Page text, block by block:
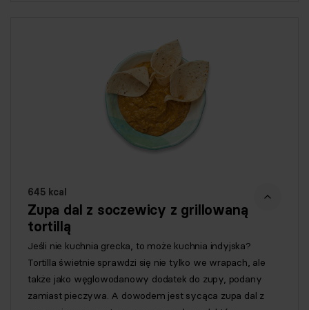
645 kcal
Zupa dal z soczewicy z grillowaną
tortillą
Jeśli nie kuchnia grecka, to może kuchnia indyjska?
Tortilla świetnie sprawdzi się nie tylko we wrapach, ale
także jako węglowodanowy dodatek do zupy, podany
zamiast pieczywa. A dowodem jest sycąca zupa dal z